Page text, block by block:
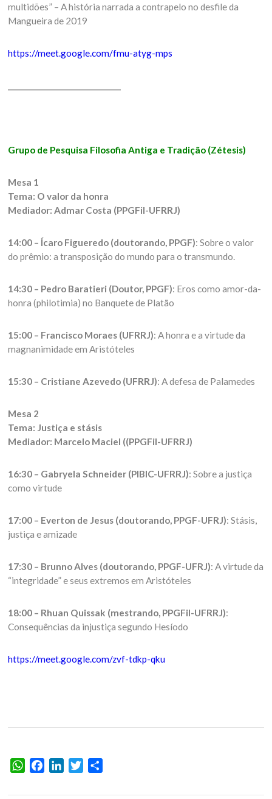
multidões” – A história narrada a contrapelo no desfile da
Mangueira de 2019
https://meet.google.com/fmu-atyg-mps
Grupo de Pesquisa Filosofia Antiga e Tradição (Zétesis)
Mesa 1
Tema: O valor da honra
Mediador: Admar Costa (PPGFil-UFRRJ)
14:00 – Ícaro Figueredo (doutorando, PPGF): Sobre o valor
do prêmio: a transposição do mundo para o transmundo.
14:30 – Pedro Baratieri (Doutor, PPGF): Eros como amor-da-
honra (philotimia) no Banquete de Platão
15:00 – Francisco Moraes (UFRRJ): A honra e a virtude da
magnanimidade em Aristóteles
15:30 – Cristiane Azevedo (UFRRJ): A defesa de Palamedes
Mesa 2
Tema: Justiça e stásis
Mediador: Marcelo Maciel ((PPGFil-UFRRJ)
16:30 – Gabryela Schneider (PIBIC-UFRRJ): Sobre a justiça
como virtude
17:00 – Everton de Jesus (doutorando, PPGF-UFRJ): Stásis,
justiça e amizade
17:30 – Brunno Alves (doutorando, PPGF-UFRJ): A virtude da
“integridade” e seus extremos em Aristóteles
18:00 – Rhuan Quissak (mestrando, PPGFil-UFRRJ):
Consequências da injustiça segundo Hesíodo
https://meet.google.com/zvf-tdkp-qku
WhatsAppFacebookLinkedInTwitter